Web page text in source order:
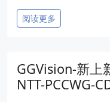
阅读更多
GGVision-新上
NTT-PCCWG-